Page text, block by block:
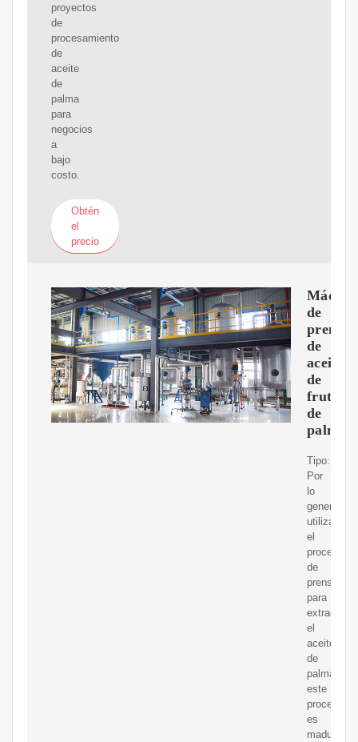
proyectos
de
procesamiento
de
aceite
de
palma
para
negocios
a
bajo
costo.
Obtén
el
precio
de
prensa
de
aceite
de
fruta
de
Tipo:
Por
lo
general,
utilizamos
el
proceso
de
prensado
para
extraer
el
aceite
de
palma,
este
proceso
es
maduro,